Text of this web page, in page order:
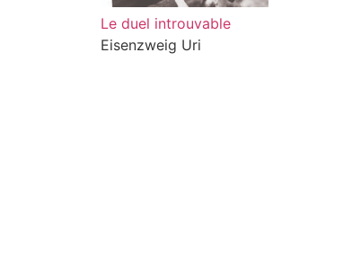
Le duel introuvable
Eisenzweig Uri